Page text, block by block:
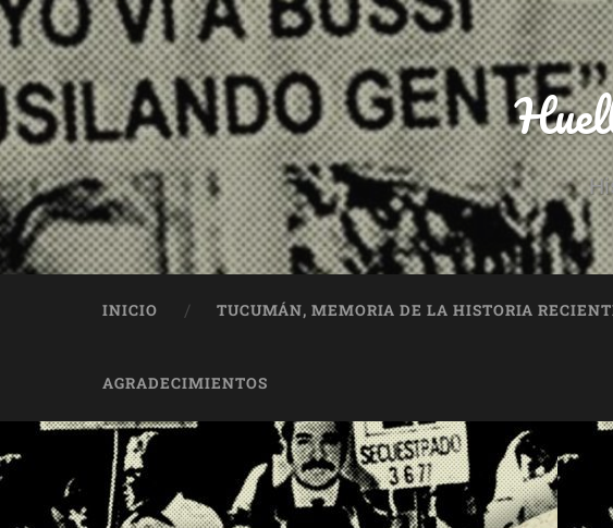
INICIO TUCUMÁN, MEMORIA DE LA HISTORIA
AGRADECIMIENTOS